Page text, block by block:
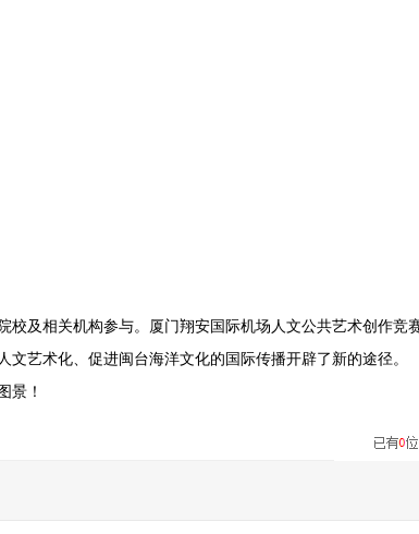
及相关机构参与。厦门翔安国际机场人文公共艺术创作竞
艺术化、促进闽台海洋文化的国际传播开辟了新的途径。
景！